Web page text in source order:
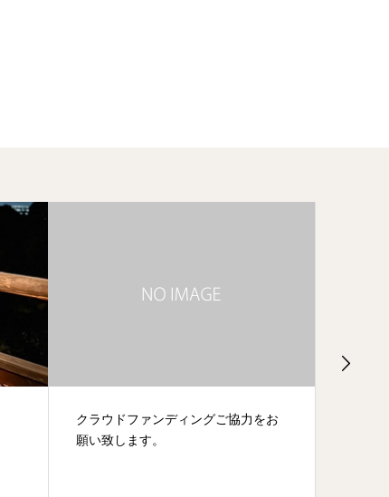
クラウドファンディングご協力をお
願い致します。